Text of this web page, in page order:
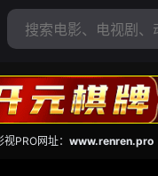
视PRO网址： www.renren.pro